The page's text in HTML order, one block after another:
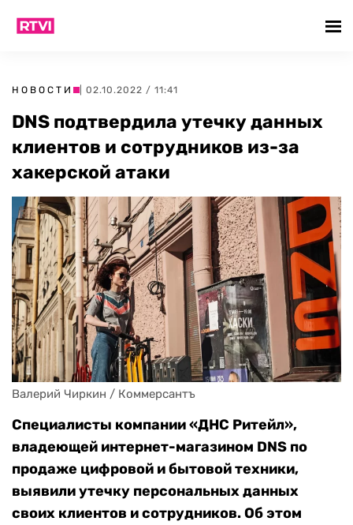
НОВОСТИ | 02.10.2022 / 11:41
DNS подтвердила утечку данных
клиентов и сотрудников из-за
хакерской атаки
Валерий Чиркин / Коммерсантъ
Специалисты компании «ДНС Ритейл»,
владеющей интернет-магазином DNS по
продаже цифровой и бытовой техники,
выявили утечку персональных данных
своих клиентов и сотрудников. Об этом